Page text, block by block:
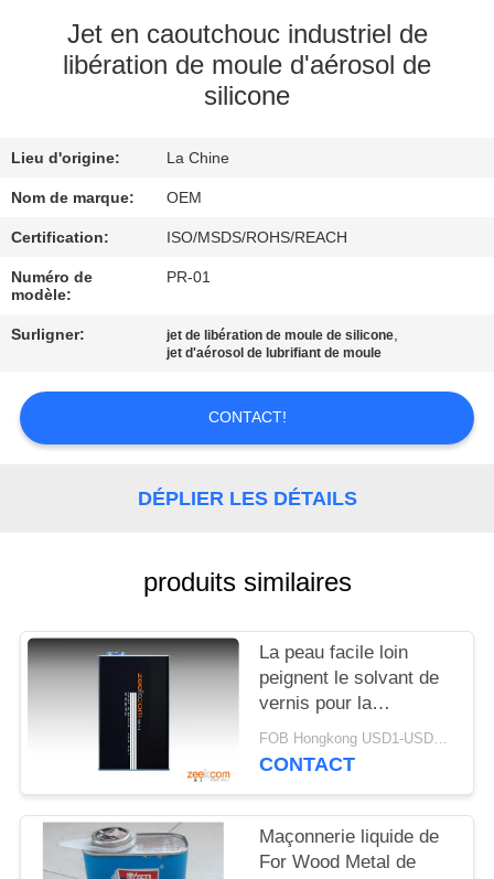
VISITE
D'USINE
DE
QUALITÉ
CONTACTEZ-
NOUS
UNE
CITATION
PRIVACY
POLICY
Jet en caoutchouc industriel de
libération de moule d'aérosol de
silicone
Lieu d'origine: La Chine
Nom de marque: OEM
Certification: ISO/MSDS/ROHS/REACH
Numéro de
modèle:
PR-01
Surligner: jet de libération de moule de silicone,
jet d'aérosol de lubrifiant de moule
CONTACT!
DÉPLIER LES DÉTAILS
produits similaires
La peau facile loin
peignent le solvant de
vernis pour la
maçonnerie en bois en
métal
FOB Hongkong USD1-USD3 per piece MOQ:1000pcs
CONTACT
Maçonnerie liquide de
For Wood Metal de